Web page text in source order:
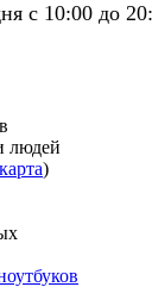
с 10:00 до
людей
карта)